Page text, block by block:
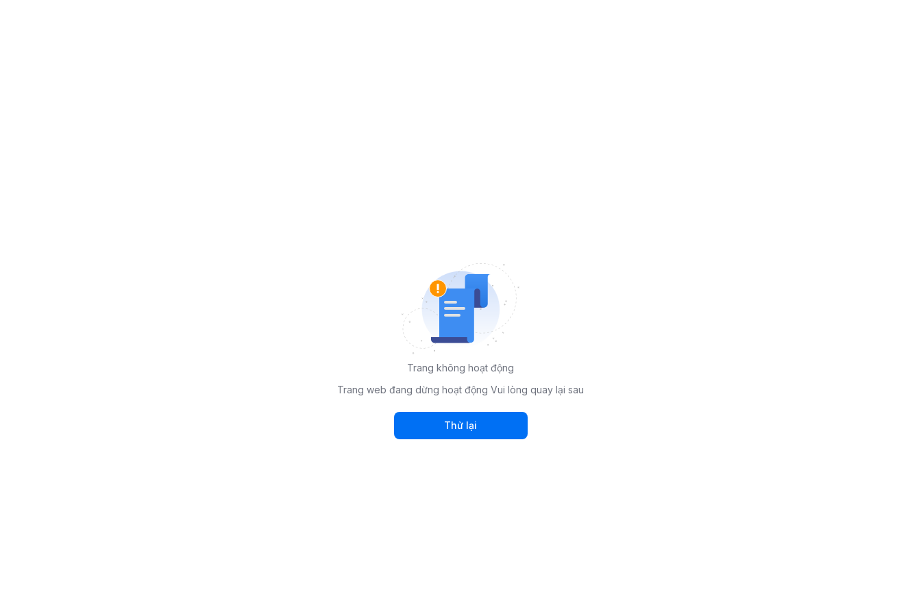
Trang không hoạt động
Trang web đang dừng hoạt động Vui lòng quay lại sau
Thử lại